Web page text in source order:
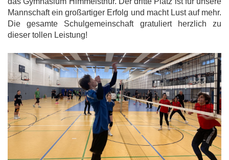
Mannschaft ein großartiger Erfolg und macht Lust auf mehr.
Die gesamte Schulgemeinschaft gratuliert herzlich zu
dieser tollen Leistung!